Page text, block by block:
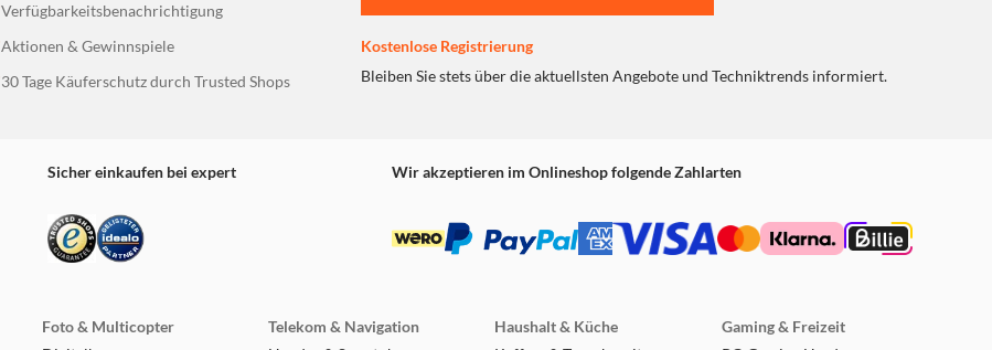
Verfügbarkeitsbenachrichtigung
Aktionen & Gewinnspiele
30 Tage Käuferschutz durch Trusted Shops
Kostenlose Registrierung
Bleiben Sie stets über die aktuellsten Angebote und Techniktrends informiert.
Sicher einkaufen bei expert Wir akzeptieren im Onlineshop folgende Zahlarten
Foto & Multicopter
Telekom & Navigation
Haushalt & Küche
Gaming & Freizeit